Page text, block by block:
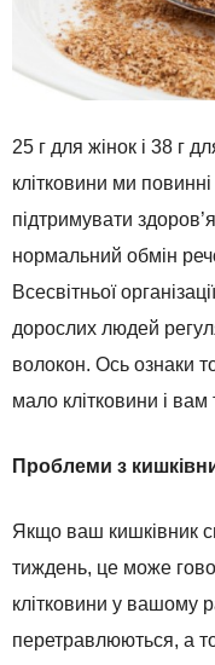
25 г для жінок і 38 г
клітковини ми
підтримувати
нормальний обмін
Всесвітньої
дорослих людей
волокон. Ось ознаки
мало клітковини і
Проблеми з
Якщо ваш кишківник
тиждень, це може
клітковини у вашому
перетравлюються, а